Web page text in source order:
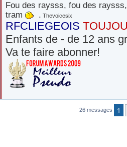
Fou des raysss, fou des
tram
. Thevoicesix
RFCLIEGEOIS
Enfants de - de 12 ans
Va te faire abonner!
26 messages 1